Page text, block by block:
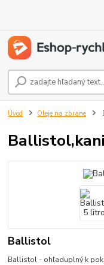
Úvod Oleje na zbrane
Ballistol
Ballistol - ohľaduplný k